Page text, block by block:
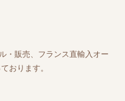
・販売、フランス直輸入オー
おります。